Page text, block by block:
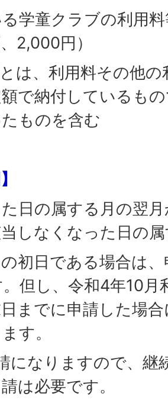
学童クラブの利用
2,000円）
は、利用料その他
で納付しているも
ものを含む
日の属する月の翌
しなくなった日の
初日である場合は
但し、令和4年10月
までに申請した場
す。
になりますので、継
は必要です。